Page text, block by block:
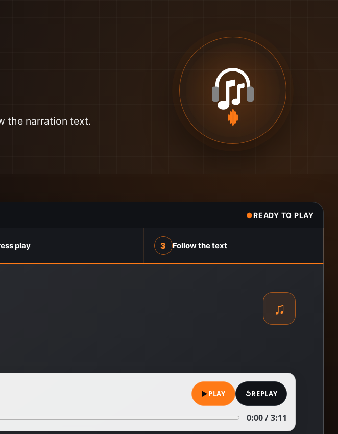
the narration text.
●READY TO PLAY
play 3 Follow the text
♫
▶PLAY ↺REPLAY
0:00 / 3:11